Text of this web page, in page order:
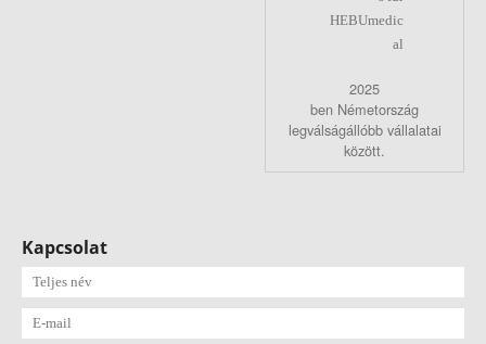
2025
ben Németország
legválságállóbb vállalatai
között.
Kapcsolat